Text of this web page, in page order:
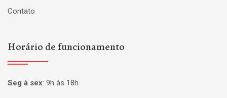
Contato
Horário de funcionamento
Seg à sex: 9h às 18h